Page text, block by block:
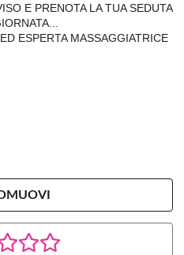
E PRENOTA LA TUA SEDUTA
ESPERTA MASSAGGIATRICE